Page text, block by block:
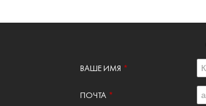
ВАШЕ ИМЯ *
ПОЧТА *